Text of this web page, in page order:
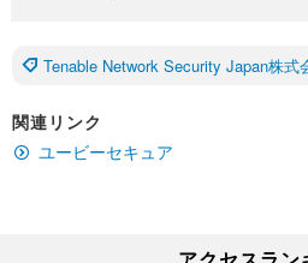
Tenable Network Security Japan株式
関連リンク
ユービーセキュア
アクセスラン